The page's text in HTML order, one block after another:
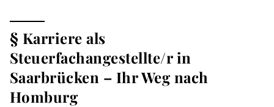
§ Karriere als
Steuerfachangestellte/r in
Saarbrücken – Ihr Weg nach
Homburg